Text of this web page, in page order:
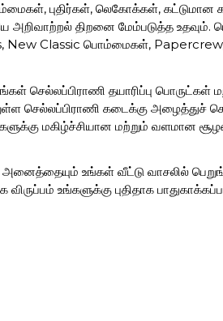
புதிர்கள், லெகோக்கள்,
அறிவாற்றல் திறனை மேம்படுத்த
New Classic பொம்மைகள்,
செல்லப்பிராணி தயாரிப்பு பொருட்கள்
செல்லப்பிராணி கடைக்கு அழைத்துச்
மகிழ்ச்சியான மற்றும் வளமான
உங்கள் வீட்டு வாசலில்
உங்களுக்கு புதிதாக